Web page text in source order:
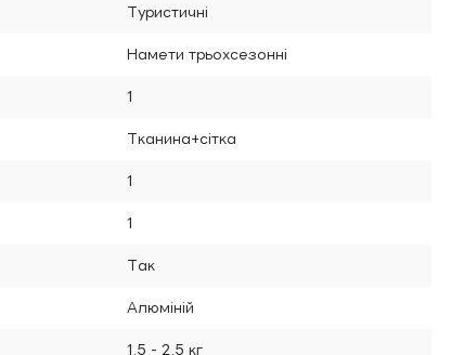
Туристичні
Намети трьохсезонні
1
Тканина+сітка
1
1
Так
Алюміній
1,5 - 2,5 кг